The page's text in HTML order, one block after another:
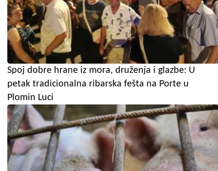
Spoj dobre hrane iz mora, druženja i glazbe: U
petak tradicionalna ribarska fešta na Porte u
Plomin Luci